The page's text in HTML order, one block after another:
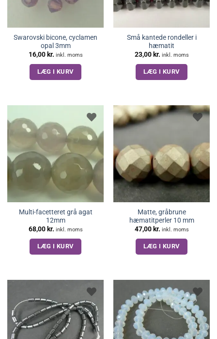
Swarovski bicone, cyclamen
opal 3mm
16,00 kr. inkl. moms
LÆG I KURV
Små kantede rondeller i
hæmatit
23,00 kr. inkl. moms
LÆG I KURV
Multi-facetteret grå agat
12mm
68,00 kr. inkl. moms
LÆG I KURV
Matte, gråbrune
hæmatitperler 10 mm
47,00 kr. inkl. moms
LÆG I KURV